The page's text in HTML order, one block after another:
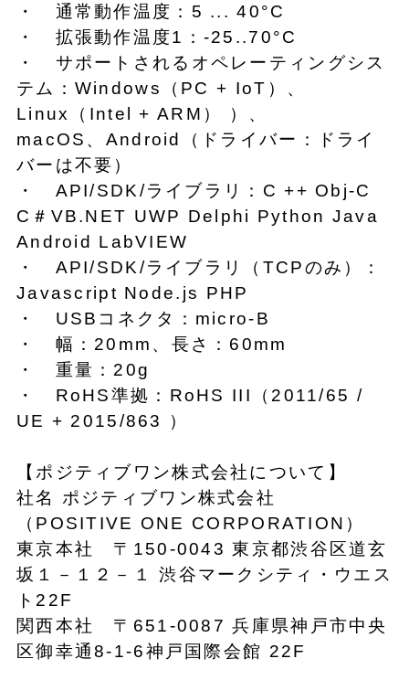
・ 通常動作温度：5 ... 40°C
・ 拡張動作温度1：-25..70°C
・ サポートされるオペレーティングシス
テム：Windows（PC + IoT）、
Linux（Intel + ARM） ）、
macOS、Android（ドライバー：ドライ
バーは不要）
・ API/SDK/ライブラリ：C ++ Obj-C
C＃VB.NET UWP Delphi Python Java
Android LabVIEW
・ API/SDK/ライブラリ（TCPのみ）：
Javascript Node.js PHP
・ USBコネクタ：micro-B
・ 幅：20mm、長さ：60mm
・ 重量：20g
・ RoHS準拠：RoHS III（2011/65 /
UE + 2015/863 ）
【ポジティブワン株式会社について】
社名 ポジティブワン株式会社
（POSITIVE ONE CORPORATION）
東京本社 〒150-0043 東京都渋谷区道玄
坂１－１２－１ 渋谷マークシティ・ウエス
ト22F
関西本社 〒651-0087 兵庫県神戸市中央
区御幸通8-1-6神戸国際会館 22F